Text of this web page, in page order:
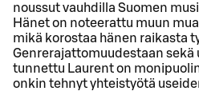
noussut vauhdilla Suomen
Hänet on noteerattu muun
mikä korostaa hänen raikasta
Genrerajattomuudestaan sekä
tunnettu Laurent on
onkin tehnyt yhteistyötä